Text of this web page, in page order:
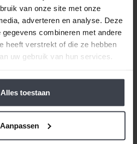
van onze site met onze
adverteren en analyse. Deze
combineren met andere
heeft verstrekt of die ze hebben
uw gebruik van hun services.
Alles toestaan
Aanpassen
116 reviews
van de
scheuren na
repareren
ze super